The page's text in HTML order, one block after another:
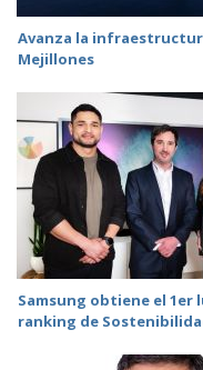
Avanza la
Mejillones
Samsung obtiene el
ranking de